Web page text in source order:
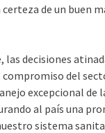
de un buen
de­cisiones
compromiso del
excepcional de
al país una
sistema